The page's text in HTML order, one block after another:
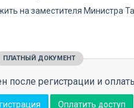
на заместителя Министра
ПЛАТНЫЙ ДОКУМЕНТ
после регистрации и
Оплатить доступ